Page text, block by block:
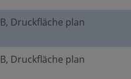
B, Druckfläche plan
B, Druckfläche plan